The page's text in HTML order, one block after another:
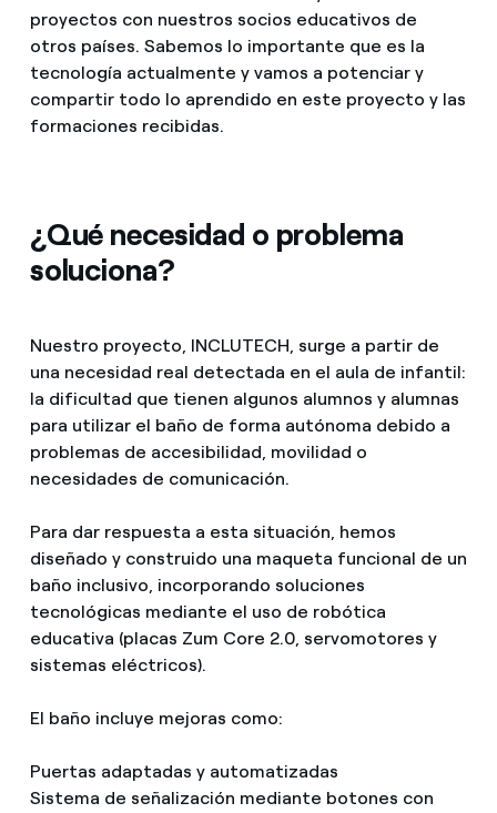
proyectos con nuestros socios educativos de
otros países. Sabemos lo importante que es la
tecnología actualmente y vamos a potenciar y
compartir todo lo aprendido en este proyecto y las
formaciones recibidas.
¿Qué necesidad o problema
soluciona?
Nuestro proyecto, INCLUTECH, surge a partir de
una necesidad real detectada en el aula de infantil:
la dificultad que tienen algunos alumnos y alumnas
para utilizar el baño de forma autónoma debido a
problemas de accesibilidad, movilidad o
necesidades de comunicación.
Para dar respuesta a esta situación, hemos
diseñado y construido una maqueta funcional de un
baño inclusivo, incorporando soluciones
tecnológicas mediante el uso de robótica
educativa (placas Zum Core 2.0, servomotores y
sistemas eléctricos).
El baño incluye mejoras como:
Puertas adaptadas y automatizadas
Sistema de señalización mediante botones con